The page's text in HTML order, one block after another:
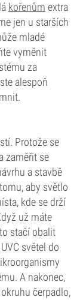
kořenům extra
jen u starších
mladé
vyměnit
za
alespoň
Protože se
zaměřit se
a stavbě
aby světlo
kde se drží
už máte
stačí obalit
světel do
A nakonec,
čerpadlo,